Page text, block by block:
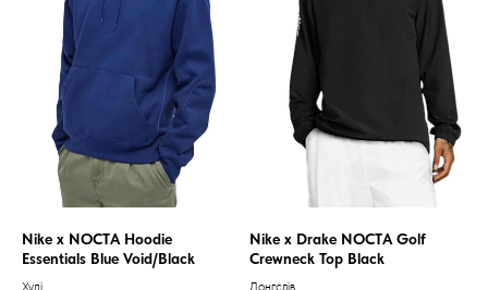
Nike x NOCTA Hoodie
Essentials Blue Void/Black
Nike x Drake NOCTA Golf
Crewneck Top Black
ROA
ROA
SALOMON
SALOMON
SNOW PEAK
SNOW PEAK